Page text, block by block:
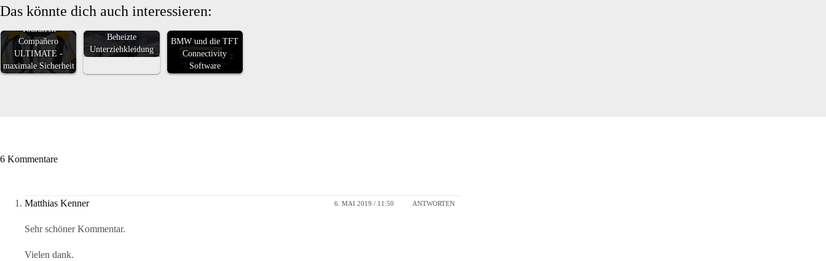
Das könnte dich auch interessieren:
Touratech
Compañero
ULTIMATE -
maximale Sicherheit
Beheizte
Unterziehkleidung
BMW und die TFT
Connectivity
Software
6 Kommentare
Matthias Kenner 6. MAI 2019 / 11:50 ANTWORTEN
Sehr schöner Kommentar.
Vielen dank.